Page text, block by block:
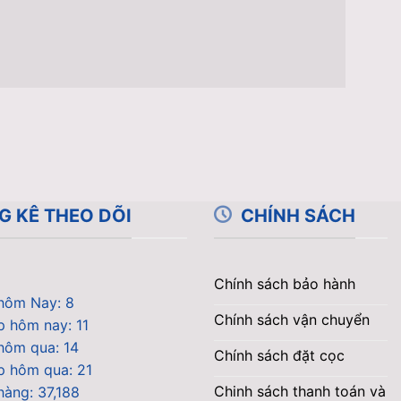
KÊ THEO DÕI
Nay: 8
hôm nay: 11
qua: 14
hôm qua: 21
37,188
CHÍNH SÁCH
Chính sách bảo hành
Chính sách vận chuyển
Chính sách đặt cọc
Chinh sách thanh toán và